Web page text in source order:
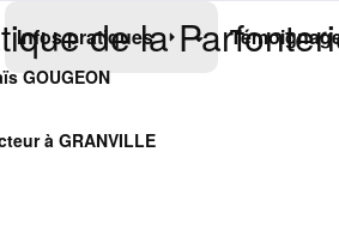
de la
GOUGEON
à GRANVILLE
Infos pratiques